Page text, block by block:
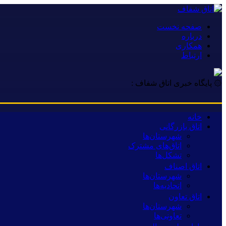
صفحه نخست
درباره
همکاری
ارتباط
۞ پایگاه خبری اتاق شفاف :
خانه
اتاق بازرگانی
شهرستان‌ها
اتاق‌های مشترک
تشکل‌ها
اتاق اصناف
شهرستان‌ها
اتحادیه‌ها
اتاق تعاون
شهرستان‌ها
تعاونی‌ها